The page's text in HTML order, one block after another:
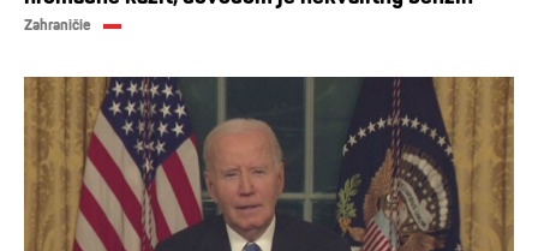
Zahraničie